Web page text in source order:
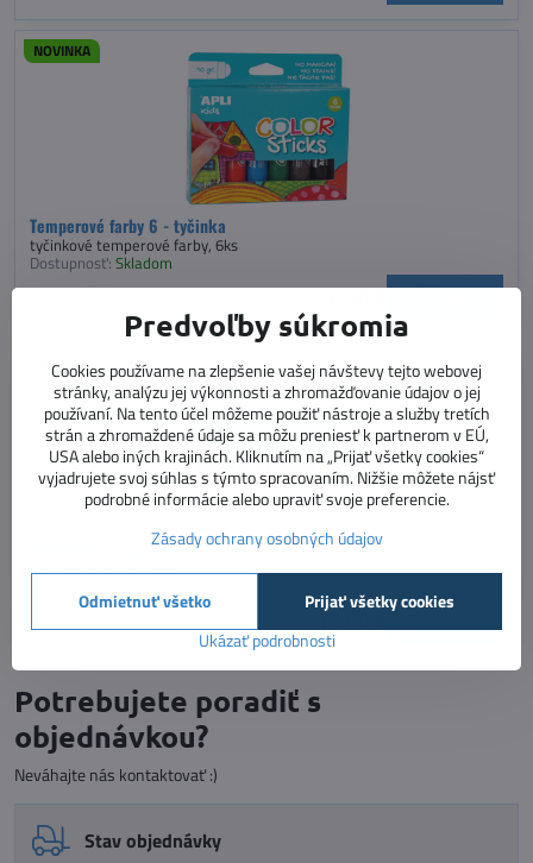
Temperové farby 6 - tyčinka
NOVINKA
tyčinkové temperové farby, 6ks
Dostupnosť: Skladom
6,90 € Do košíka
Temperové farby 12 - tyčinka
NOVINKA
tyčinkové temperové farby, 12ks
12,90 €
Potrebujete poradiť s
objednávkou?
Neváhajte nás kontaktovať :)
Stav objednávky
Predvoľby súkromia
Cookies používame na zlepšenie vašej návštevy tejto webovej
stránky, analýzu jej výkonnosti a zhromažďovanie údajov o jej
používaní. Na tento účel môžeme použiť nástroje a služby tretích
strán a zhromaždené údaje sa môžu preniesť k partnerom v EÚ,
USA alebo iných krajinách. Kliknutím na „Prijať všetky cookies“
vyjadrujete svoj súhlas s týmto spracovaním. Nižšie môžete nájsť
podrobné informácie alebo upraviť svoje preferencie.
Zásady ochrany osobných údajov
Ukázať podrobnosti
Prijať všetky cookies
Odmietnuť všetko